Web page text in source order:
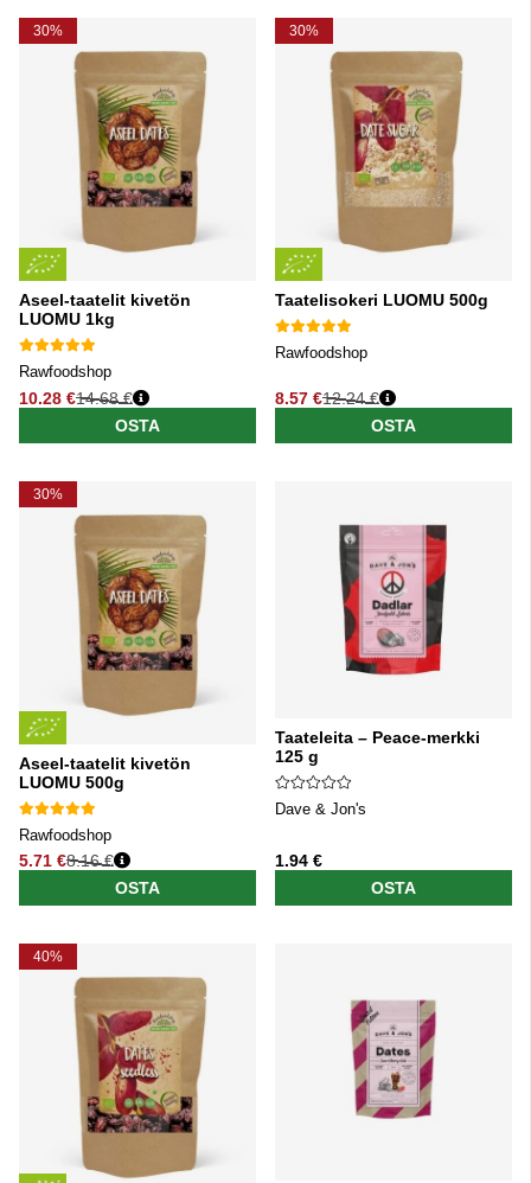
Tuotteet
30%
Aseel-taatelit kivetön
LUOMU 1kg
Rawfoodshop
10.28 €
Normaali hinta
14.68 €
OSTA
30%
Taatelisokeri LUOMU 500g
Rawfoodshop
8.57 €
Normaali hinta
12.24 €
OSTA
30%
Aseel-taatelit kivetön
LUOMU 500g
Rawfoodshop
5.71 €
Normaali hinta
8.16 €
OSTA
Taateleita – Peace-merkki
125 g
Dave & Jon's
1.94 €
OSTA
40%